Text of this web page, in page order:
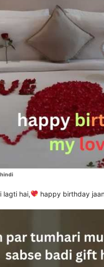
lagti hai, happy birthday